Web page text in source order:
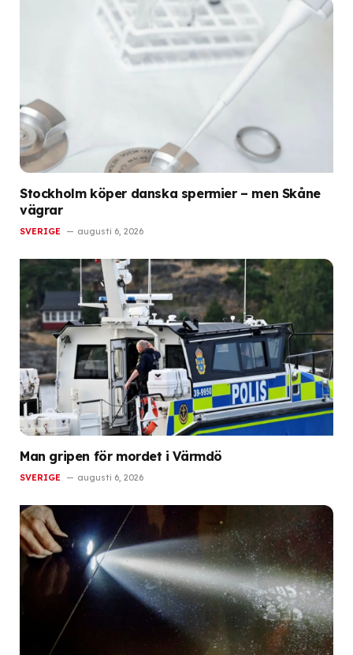
Stockholm köper danska spermier – men Skåne
vägrar
SVERIGE augusti 6, 2026
Man gripen för mordet i Värmdö
SVERIGE augusti 6, 2026